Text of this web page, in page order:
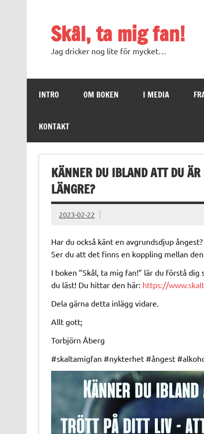
Skål, ta mig fan!
Jag dricker nog lite för mycket…
INTRO OM BOKEN I MEDIA
KONTAKT
KÄNNER DU IBLAND ATT DU
LÄNGRE?
2023-02-22
Har du också känt en avgrundsdjup
Ser du att det finns en koppling mellan
I boken ”Skål, ta mig fan!” lär du förstå
du läst! Du hittar den här: https://
Dela gärna detta inlägg vidare.
Allt gott;
Torbjörn Åberg
#skaltamigfan #nykterhet #ångest